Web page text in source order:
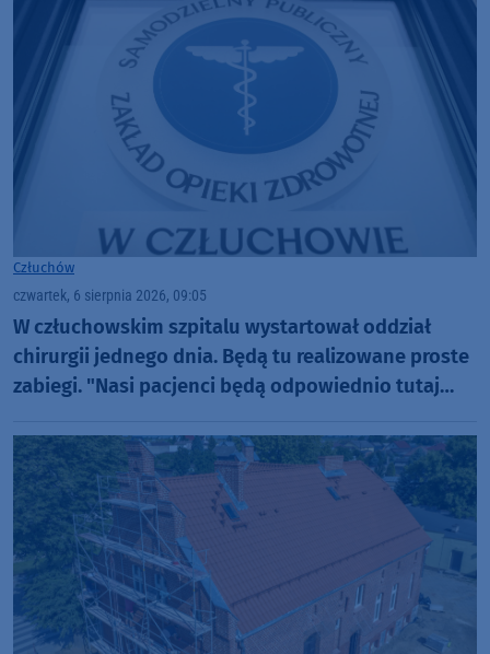
Człuchów
czwartek, 6 sierpnia 2026, 09:05
W człuchowskim szpitalu wystartował oddział
chirurgii jednego dnia. Będą tu realizowane proste
zabiegi. "Nasi pacjenci będą odpowiednio tutaj